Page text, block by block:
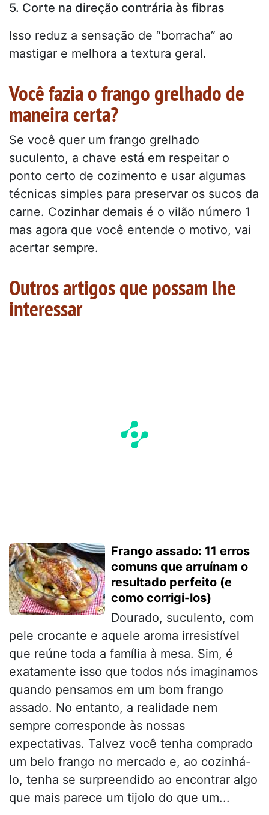
5. Corte na direção contrária às fibras
Isso reduz a sensação de “borracha” ao
mastigar e melhora a textura geral.
Você fazia o frango grelhado de
maneira certa?
Se você quer um frango grelhado
suculento, a chave está em respeitar o
ponto certo de cozimento e usar algumas
técnicas simples para preservar os sucos da
carne. Cozinhar demais é o vilão número 1
mas agora que você entende o motivo, vai
acertar sempre.
Outros artigos que possam lhe
interessar
Frango assado: 11 erros
comuns que arruínam o
resultado perfeito (e
como corrigi-los)
Dourado, suculento, com
pele crocante e aquele aroma irresistível
que reúne toda a família à mesa. Sim, é
exatamente isso que todos nós imaginamos
quando pensamos em um bom frango
assado. No entanto, a realidade nem
sempre corresponde às nossas
expectativas. Talvez você tenha comprado
um belo frango no mercado e, ao cozinhá-
lo, tenha se surpreendido ao encontrar algo
que mais parece um tijolo do que um...